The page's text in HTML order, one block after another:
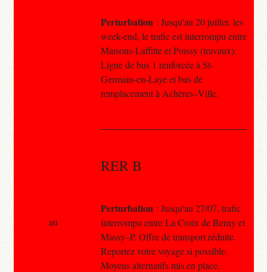
Perturbation : Jusqu'au 20 juillet, les
week-end, le trafic est interrompu entre
Maisons-Laffitte et Poissy (travaux).
Ligne de bus 1 renforcée à St-
Germain-en-Laye et bus de
remplacement à Achères–Ville.
RER B
Perturbation : Jusqu'au 27/07, trafic
interrompu entre La Croix de Berny et
Massy–P. Offre de transport réduite.
Reportez votre voyage si possible.
Moyens alternatifs mis en place.
au